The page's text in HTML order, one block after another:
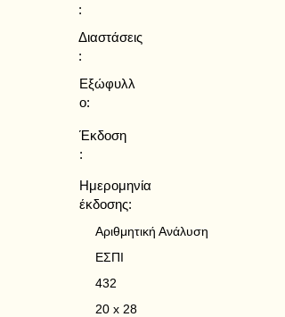
:
Διαστάσεις
:
Εξώφυλλ
ο:
Έκδοση
:
Ημερομηνία
έκδοσης:
Αριθμητική Ανάλυση
ΕΣΠΙ
432
20 x 28